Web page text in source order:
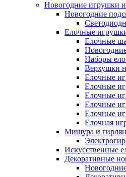
Новогодние игрушки
Новогодние
Елочные
Елочные
Наборы
Верхушки
Елочные
Елочные
Елочные
Елочные
Елочные
Елочная
Мишура и
Искусственные
Декоративные